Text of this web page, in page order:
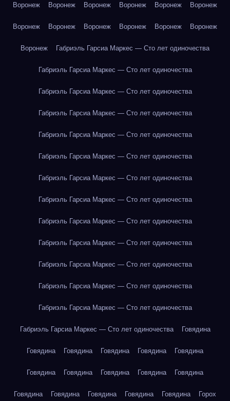
Воронеж Воронеж Воронеж Воронеж Воронеж Воронеж
Воронеж Воронеж Воронеж Воронеж Воронеж Воронеж
Воронеж Габриэль Гарсиа Маркес — Сто лет одиночества
Габриэль Гарсиа Маркес — Сто лет одиночества
Габриэль Гарсиа Маркес — Сто лет одиночества
Габриэль Гарсиа Маркес — Сто лет одиночества
Габриэль Гарсиа Маркес — Сто лет одиночества
Габриэль Гарсиа Маркес — Сто лет одиночества
Габриэль Гарсиа Маркес — Сто лет одиночества
Габриэль Гарсиа Маркес — Сто лет одиночества
Габриэль Гарсиа Маркес — Сто лет одиночества
Габриэль Гарсиа Маркес — Сто лет одиночества
Габриэль Гарсиа Маркес — Сто лет одиночества
Габриэль Гарсиа Маркес — Сто лет одиночества
Габриэль Гарсиа Маркес — Сто лет одиночества
Габриэль Гарсиа Маркес — Сто лет одиночества Говядина
Говядина Говядина Говядина Говядина Говядина
Говядина Говядина Говядина Говядина Говядина
Говядина Говядина Говядина Говядина Говядина Горох